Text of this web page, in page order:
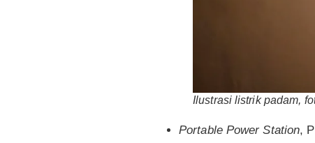
Ilustrasi listrik padam,
Portable Power Station,